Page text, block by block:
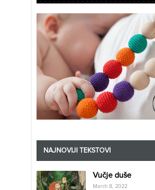
NAJNOVIJI TEKSTOVI
Vučje duše
March 8, 2022